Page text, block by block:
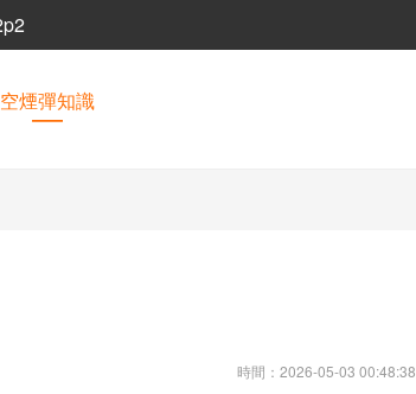
空煙彈知識
時間：2026-05-03 00:48:38